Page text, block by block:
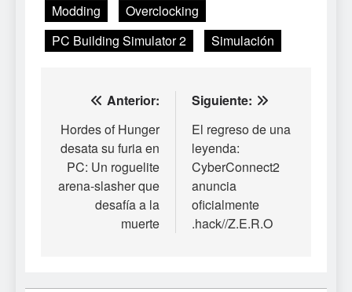
Modding
Overclocking
PC Building Simulator 2
Simulación
Navegación
de
entradas
Anterior:
Hordes of Hunger
desata su furia en
PC: Un roguelite
arena-slasher que
desafía a la
muerte
Siguiente:
El regreso de una
leyenda:
CyberConnect2
anuncia
oficialmente
.hack//Z.E.R.O